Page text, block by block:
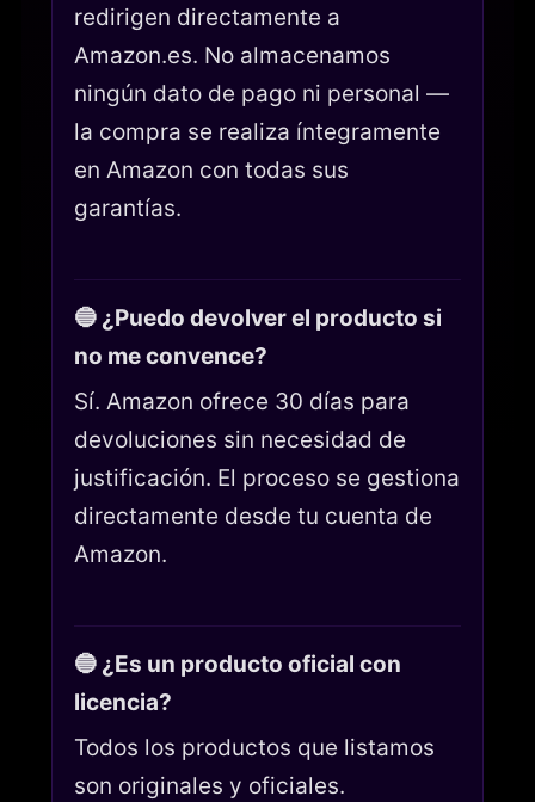
redirigen directamente a
Amazon.es. No almacenamos
ningún dato de pago ni personal —
la compra se realiza íntegramente
en Amazon con todas sus
garantías.
🔵 ¿Puedo devolver el producto si
no me convence?
Sí. Amazon ofrece 30 días para
devoluciones sin necesidad de
justificación. El proceso se gestiona
directamente desde tu cuenta de
Amazon.
🔵 ¿Es un producto oficial con
licencia?
Todos los productos que listamos
son originales y oficiales.